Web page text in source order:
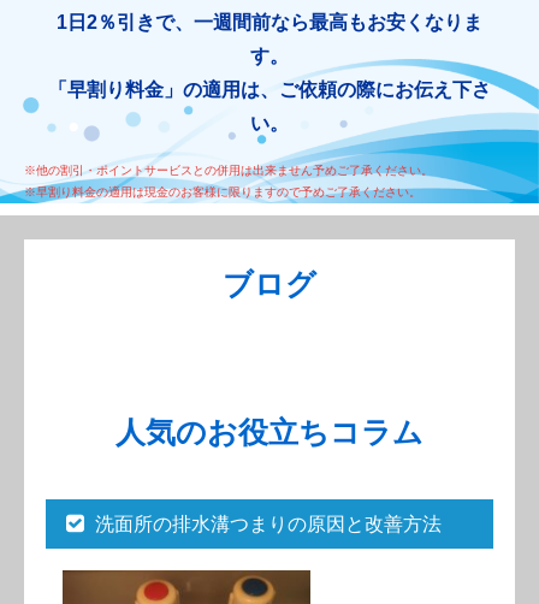
1日2％引きで、一週間前なら最高もお安くなりま
す。
「早割り料金」の適用は、ご依頼の際にお伝え下さ
い。
※他の割引・ポイントサービスとの併用は出来ません予めご了承ください。
※早割り料金の適用は現金のお客様に限りますので予めご了承ください。
ブログ
人気のお役立ちコラム
洗面所の排水溝つまりの原因と改善方法